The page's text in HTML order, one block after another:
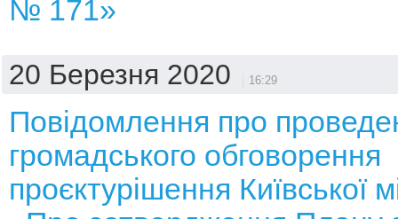
№ 171»
20 Березня 2020 16:29
Повідомлення про
громадського обговорення
проєктурішення Київської